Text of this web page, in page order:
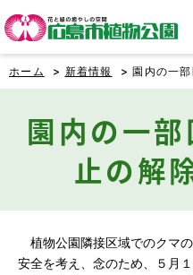
ホーム > 新着情報 > 園内の一
園内の一
止の解
植物公園隣接区域でのクマ
安全を考え、念のため、５月